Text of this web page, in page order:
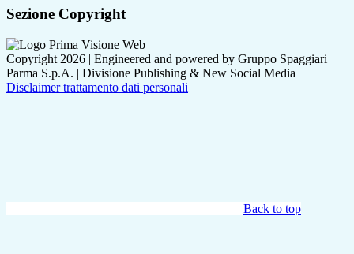
Sezione Copyright
Copyright 2026 | Engineered and powered by Gruppo Spaggiari
Parma S.p.A. | Divisione Publishing & New Social Media
Disclaimer trattamento dati personali
Back to top